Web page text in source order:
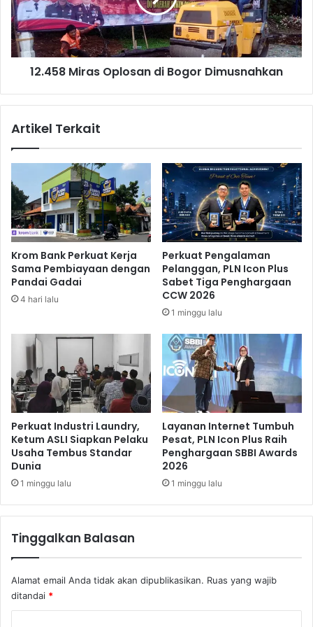
t
e
n
G
e
a
s
u
k
T
i
m
i
l
u
n
i
a
8
M
i
r
l
n
d
i
B
g
o
D
m
n
a
h
k
a
n
12.458 Miras Oplosan di Bogor Dimusnahkan
Artikel Terkait
Krom Bank Perkuat Kerja
Sama Pembiayaan dengan
Pandai Gadai
4 hari lalu
Perkuat Pengalaman
Pelanggan, PLN Icon Plus
Sabet Tiga Penghargaan
CCW 2026
1 minggu lalu
Perkuat Industri Laundry,
Ketum ASLI Siapkan Pelaku
Usaha Tembus Standar
Dunia
1 minggu lalu
Layanan Internet Tumbuh
Pesat, PLN Icon Plus Raih
Penghargaan SBBI Awards
2026
1 minggu lalu
Tinggalkan Balasan
Alamat email Anda tidak akan dipublikasikan. Ruas yang wajib
ditandai *